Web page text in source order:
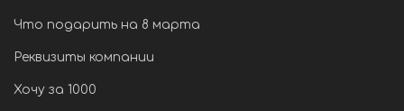
Что подарить на 8 марта
Реквизиты компании
Хочу за 1000